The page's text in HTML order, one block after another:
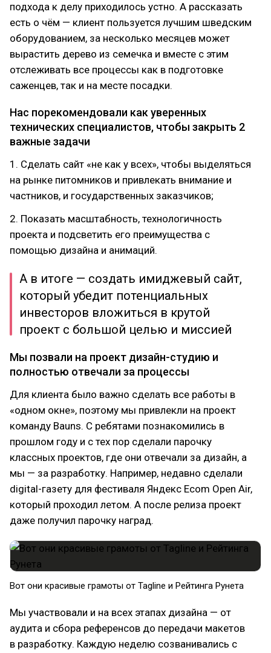
подхода к делу приходилось устно. А рассказать
есть о чём — клиент пользуется лучшим шведским
оборудованием, за несколько месяцев может
вырастить дерево из семечка и вместе с этим
отслеживать все процессы как в подготовке
саженцев, так и на месте посадки.
Нас порекомендовали как уверенных
технических специалистов, чтобы закрыть 2
важные задачи
1. Сделать сайт «не как у всех», чтобы выделяться
на рынке питомников и привлекать внимание и
частников, и государственных заказчиков;
2. Показать масштабность, технологичность
проекта и подсветить его преимущества с
помощью дизайна и анимаций.
А в итоге — создать имиджевый сайт,
который убедит потенциальных
инвесторов вложиться в крутой
проект с большой целью и миссией
Мы позвали на проект дизайн-студию и
полностью отвечали за процессы
Для клиента было важно сделать все работы в
«одном окне», поэтому мы привлекли на проект
команду Bauns. С ребятами познакомились в
прошлом году и с тех пор сделали парочку
классных проектов, где они отвечали за дизайн, а
мы — за разработку. Например, недавно сделали
digital-газету для фестиваля Яндекс Ecom Open Air,
который проходил летом. А после релиза проект
даже получил парочку наград.
Вот они красивые грамоты от Tagline и Рейтинга Рунета
Мы участвовали и на всех этапах дизайна — от
аудита и сбора референсов до передачи макетов
в разработку. Каждую неделю созванивались с